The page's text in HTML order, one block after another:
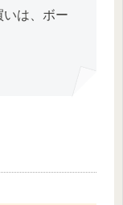
いは、ボー